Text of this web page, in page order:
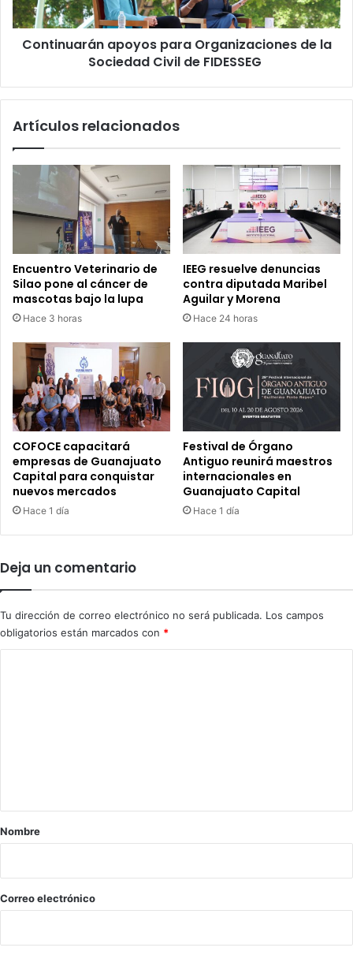
i
c
l
e
u
e
n
e
l
e
s
e
c
d
a
r
;
a
u
e
t
a
a
l
o
a
r
y
p
r
g
a
i
z
i
o
n
e
s
d
e
l
c
i
d
a
E
G
Continuarán apoyos para Organizaciones de la
Sociedad Civil de FIDESSEG
Artículos relacionados
Encuentro Veterinario de
Silao pone al cáncer de
mascotas bajo la lupa
Hace 3 horas
IEEG resuelve denuncias
contra diputada Maribel
Aguilar y Morena
Hace 24 horas
COFOCE capacitará
empresas de Guanajuato
Capital para conquistar
nuevos mercados
Hace 1 día
Festival de Órgano
Antiguo reunirá maestros
internacionales en
Guanajuato Capital
Hace 1 día
Deja un comentario
Tu dirección de correo electrónico no será publicada. Los campos
obligatorios están marcados con *
r
*
Nombre
Correo electrónico